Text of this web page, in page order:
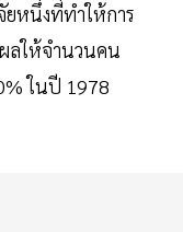
หนึ่งที่ทำให้การ
ลให้จำนวนคน
ในปี 1978